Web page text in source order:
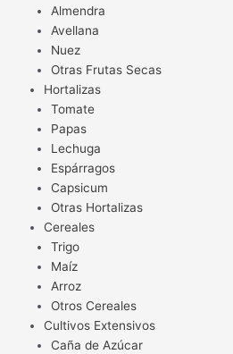
Almendra
Avellana
Nuez
Otras Frutas Secas
Hortalizas
Tomate
Papas
Lechuga
Espárragos
Capsicum
Otras Hortalizas
Cereales
Trigo
Maíz
Arroz
Otros Cereales
Cultivos Extensivos
Caña de Azúcar